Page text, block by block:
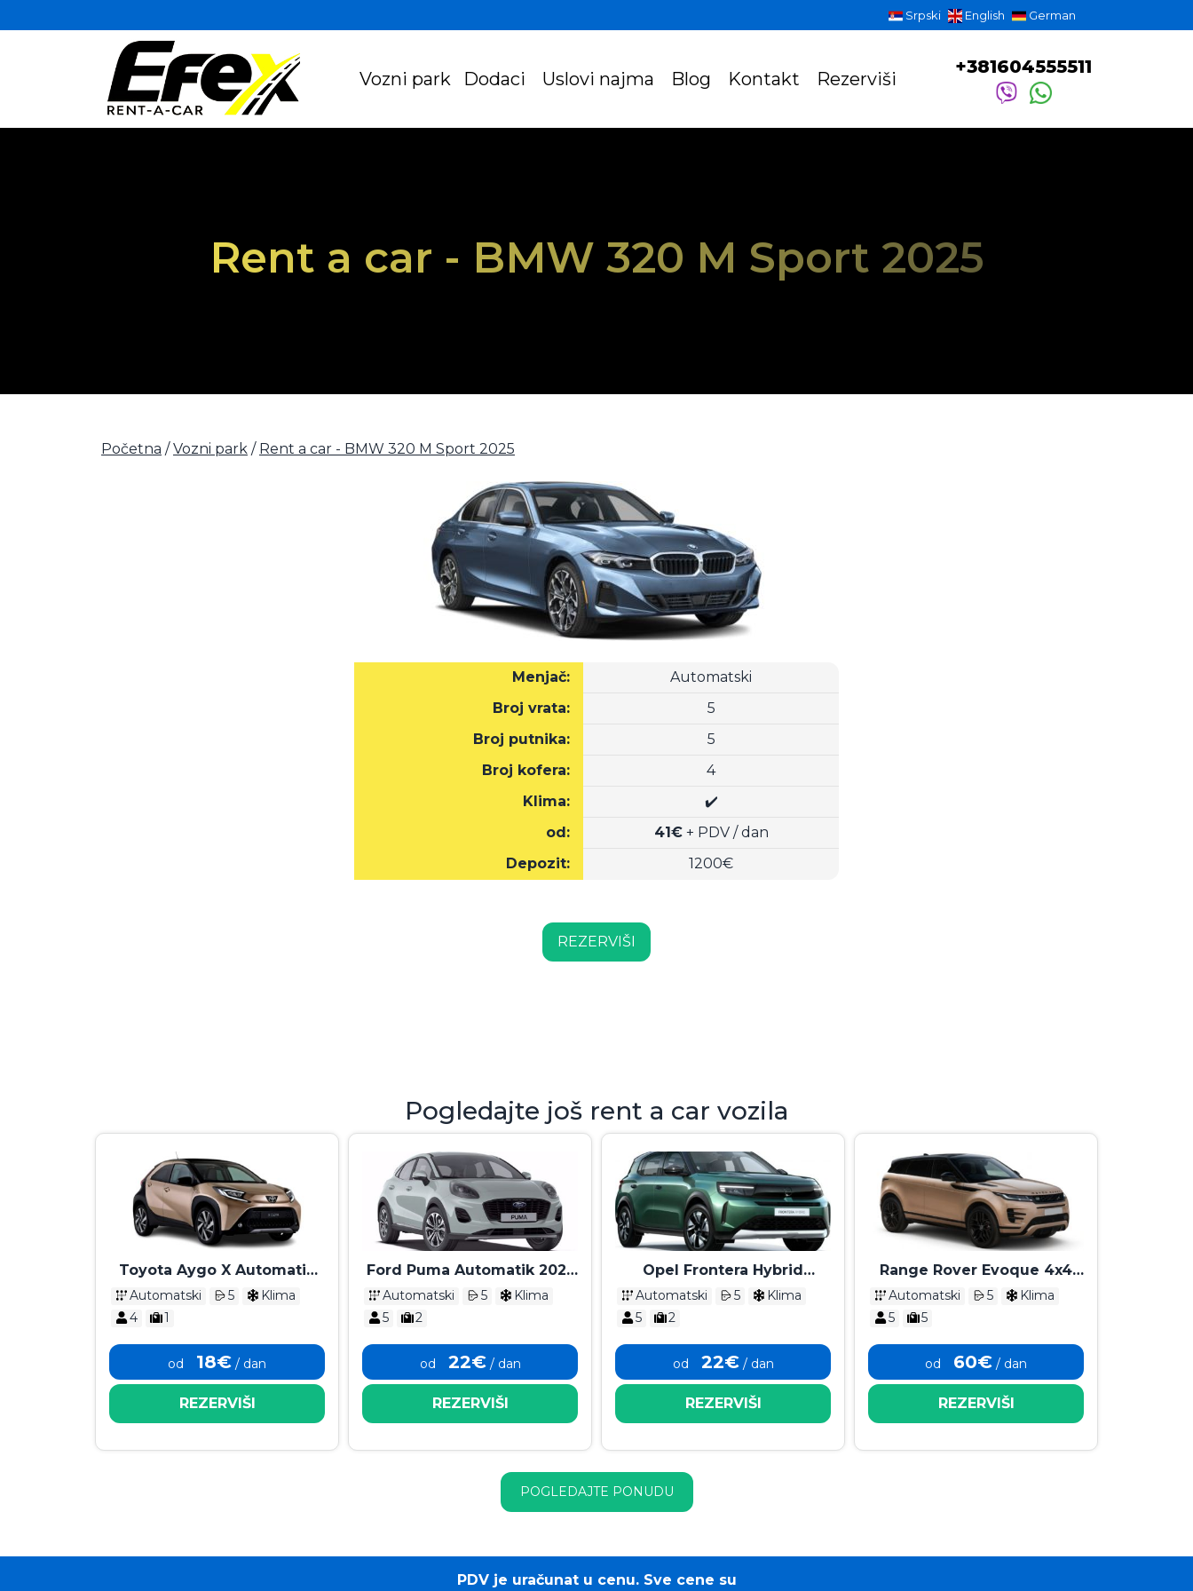
Srpski English German
Vozni park Dodaci Uslovi najma Blog Kontakt Rezerviši
+381604555511
Rent a car - BMW 320 M Sport 2025
Početna / Vozni park / Rent a car - BMW 320 M Sport 2025
Menjač:
Automatski
Broj vrata:
5
Broj putnika:
5
Broj kofera:
4
Klima:
✔️
od:
41€+ PDV / dan
Depozit:
1200€
REZERVIŠI
Pogledajte još rent a car vozila
Toyota Aygo X Automatik
2024
Automatski 5
Klima
4
1
od 18€ / dan
REZERVIŠI
Ford Puma Automatik 2025
- 2026
Automatski 5
Klima
5
2
od 22€/ dan
REZERVIŠI
Opel Frontera Hybrid
Automatik 2026
Automatski 5
Klima
5
2
od 22€/ dan
REZERVIŠI
Range Rover Evoque 4x4
2025
Automatski 5
Klima
5
5
od 60€ / dan
REZERVIŠI
POGLEDAJTE PONUDU
PDV je uračunat u cenu. Sve cene su